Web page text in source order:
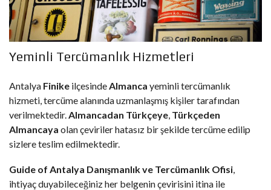
Yeminli Tercümanlık Hizmetleri
Antalya Finike ilçesinde Almanca yeminli tercümanlık
hizmeti, tercüme alanında uzmanlaşmış kişiler tarafından
verilmektedir. Almancadan Türkçeye Türkçeden
Almancaya olan çeviriler hatasız bir şekilde tercüme edilip
sizlere teslim edilmektedir.
Guide of Antalya Danışmanlık ve Tercümanlık Ofisi
ihtiyaç duyabileceğiniz her belgenin çevirisini itina ile